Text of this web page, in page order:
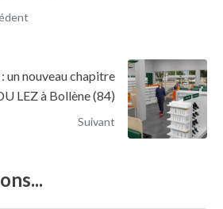
un nouveau chapitre
LEZ à Bollène (84)
Suivant